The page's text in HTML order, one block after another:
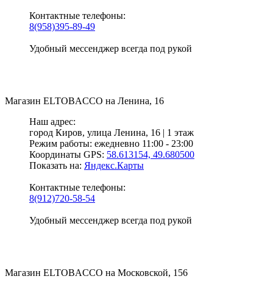
Контактные телефоны:
8(958)395-89-49
Удобный мессенджер всегда под рукой
Магазин ELTOBACCO на Ленина, 16
Наш адрес:
город Киров, улица Ленина, 16 | 1 этаж
Режим работы: ежедневно 11:00 - 23:00
Координаты GPS: 58.613154, 49.680500
Показать на: Яндекс.Карты
Контактные телефоны:
8(912)720-58-54
Удобный мессенджер всегда под рукой
Магазин ELTOBACCO на Московской, 156